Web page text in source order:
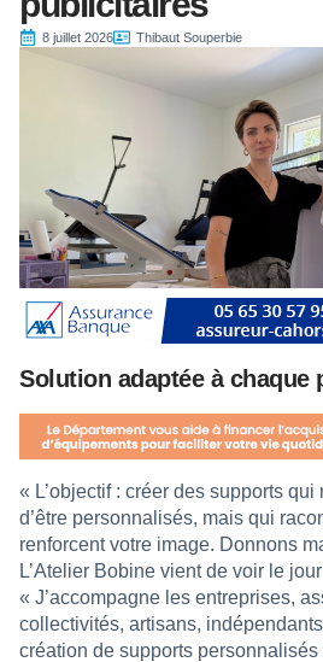
8 juillet 2026 Thibaut Souperbie
Solution adaptée à chaque
« L’objectif : créer des supports
d’être personnalisés, mais qui
renforcent votre image. Donnons
L’Atelier Bobine vient de voir le
« J’accompagne les entreprises,
collectivités, artisans,
création de supports personnalisés